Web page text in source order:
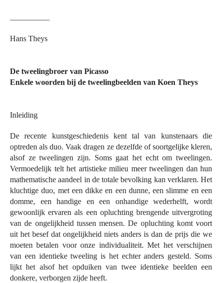
Hans Theys
De tweelingbroer van Picasso
Enkele woorden bij de tweelingbeelden van Koen Theys
Inleiding
De recente kunstgeschiedenis kent tal van kunstenaars die
optreden als duo. Vaak dragen ze dezelfde of soortgelijke kleren,
alsof ze tweelingen zijn. Soms gaat het echt om tweelingen.
Vermoedelijk telt het artistieke milieu meer tweelingen dan hun
mathematische aandeel in de totale bevolking kan verklaren. Het
kluchtige duo, met een dikke en een dunne, een slimme en een
domme, een handige en een onhandige wederhelft, wordt
gewoonlijk ervaren als een opluchting brengende uitvergroting
van de ongelijkheid tussen mensen. De opluchting komt voort
uit het besef dat ongelijkheid niets anders is dan de prijs die we
moeten betalen voor onze individualiteit. Met het verschijnen
van een identieke tweeling is het echter anders gesteld. Soms
lijkt het alsof het opduiken van twee identieke beelden een
donkere, verborgen zijde heeft.